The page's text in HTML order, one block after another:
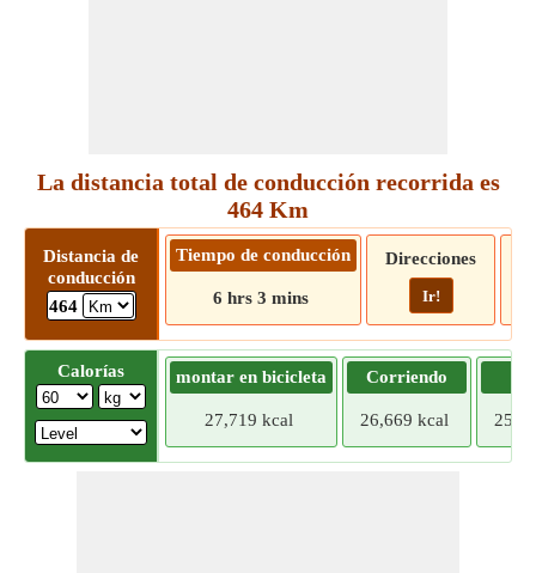
La distancia total de conducción recorrida es
464 Km
Distancia de
conducción
464
Tiempo de conducción
6 hrs 3 mins
Direcciones
Ir!
Calorías montar en bicicleta
27,719 kcal
Corriendo
26,669 kcal